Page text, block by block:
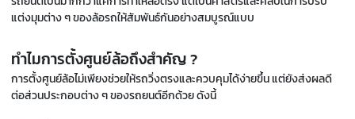
แต่งมุมต่าง ๆ ของล้อรถให้สัมพันธ์กันอย่างสมบูรณ์แบบ
ทำไมการตั้งศูนย์ล้อถึงสำคัญ ?
การตั้งศูนย์ล้อไม่เพียงช่วยให้รถวิ่งตรงและควบคุมได้ง่ายขึ้น แต่ยังส่งผลดี
ต่อส่วนประกอบต่าง ๆ ของรถยนต์อีกด้วย ดังนี้